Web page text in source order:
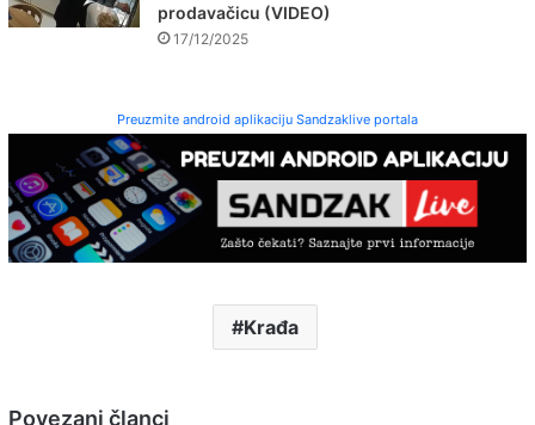
prodavačicu (VIDEO)
17/12/2025
Preuzmite android aplikaciju Sandzaklive portala
Krađa
Povezani članci